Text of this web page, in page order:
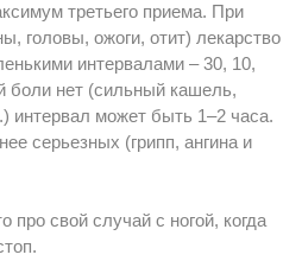
третьего приема. При
головы, ожоги, отит) лекарство
интервалами – 30, 10,
боли нет (сильный кашель,
интервал может быть 1–2 часа.
серьезных (грипп, ангина и
про свой случай с ногой, когда